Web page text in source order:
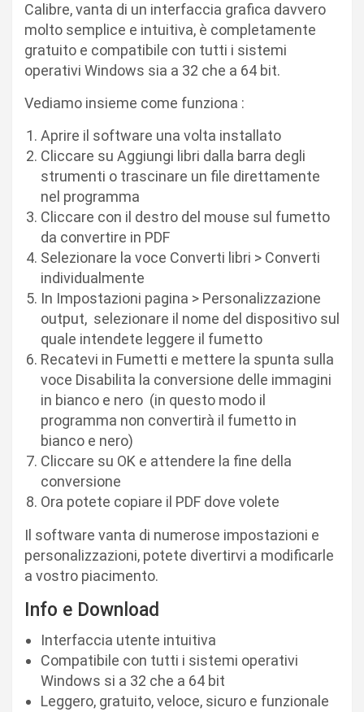
Calibre, vanta di un interfaccia grafica davvero
molto semplice e intuitiva, è completamente
gratuito e compatibile con tutti i sistemi
operativi Windows sia a 32 che a 64 bit.
Vediamo insieme come funziona :
Aprire il software una volta installato
Cliccare su Aggiungi libri dalla barra degli
strumenti o trascinare un file direttamente
nel programma
Cliccare con il destro del mouse sul fumetto
da convertire in PDF
Selezionare la voce Converti libri > Converti
individualmente
In Impostazioni pagina > Personalizzazione
output, selezionare il nome del dispositivo sul
quale intendete leggere il fumetto
Recatevi in Fumetti e mettere la spunta sulla
voce Disabilita la conversione delle immagini
in bianco e nero (in questo modo il
programma non convertirà il fumetto in
bianco e nero)
Cliccare su OK e attendere la fine della
conversione
Ora potete copiare il PDF dove volete
Il software vanta di numerose impostazioni e
personalizzazioni, potete divertirvi a modificarle
a vostro piacimento.
Info e Download
Interfaccia utente intuitiva
Compatibile con tutti i sistemi operativi
Windows si a 32 che a 64 bit
Leggero, gratuito, veloce, sicuro e funzionale